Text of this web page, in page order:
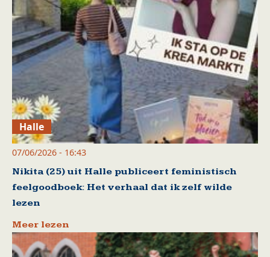
Halle
07/06/2026 - 16:43
Nikita (25) uit Halle publiceert feministisch
feelgoodboek: Het verhaal dat ik zelf wilde
lezen
Meer lezen